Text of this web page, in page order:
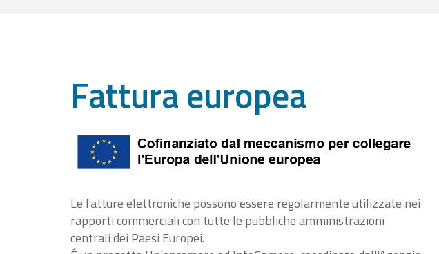
Fattura europea
Le fatture elettroniche possono essere regolarmente utilizzate nei
rapporti commerciali con tutte le pubbliche amministrazioni
centrali dei Paesi Europei.